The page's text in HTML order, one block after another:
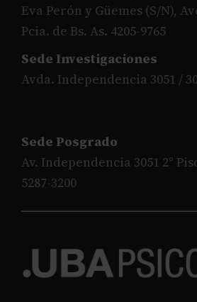
Eva Perón y Güemes (S/N),
Pcia. de Bs. As. 4205-9765
Sede Investigaciones
Avda. Independencia 3051 /
Sede Posgrado
Av. Independencia 3051 2°
5287-3200